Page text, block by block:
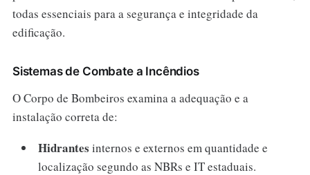
todas essenciais para a segurança e integridade da
edificação.
Sistemas de Combate a Incêndios
O Corpo de Bombeiros examina a adequação e a
instalação correta de:
Hidrantes internos e externos em quantidade e
localização segundo as NBRs e IT estaduais.